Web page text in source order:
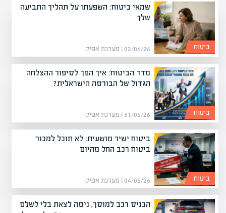
שמאי ביטוח: השפעתו על תהליך התביעה
שלך
02/06/26 | מערכת אפיק ביטוח
מדד הביטוח: איך הפך לסיפור ההצלחה
הגדול של הבורסה הישראלית?
31/05/26 | מערכת אפיק ביטוח
ביטוח ישיר מושעית: לא תוכל למכור
ביטוח רכב החל מהיום
04/05/26 | מערכת אפיק ביטוח
הכניס רכב למוסך, ניסה לצאת בלי לשלם